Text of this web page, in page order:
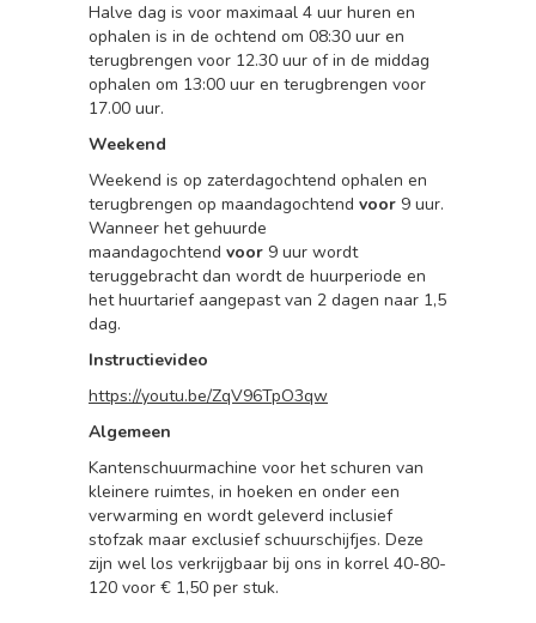
Halve dag is voor maximaal 4 uur huren en
ophalen is in de ochtend om 08:30 uur en
terugbrengen voor 12.30 uur of in de middag
ophalen om 13:00 uur en terugbrengen voor
17.00 uur.
Weekend
Weekend is op zaterdagochtend ophalen en
terugbrengen op maandagochtend voor 9 uur.
Wanneer het gehuurde
maandagochtend voor 9 uur wordt
teruggebracht dan wordt de huurperiode en
het huurtarief aangepast van 2 dagen naar 1,5
dag.
Instructievideo
https://youtu.be/ZqV96TpO3qw
Algemeen
Kantenschuurmachine voor het schuren van
kleinere ruimtes, in hoeken en onder een
verwarming en wordt geleverd inclusief
stofzak maar exclusief schuurschijfjes. Deze
zijn wel los verkrijgbaar bij ons in korrel 40-80-
120 voor € 1,50 per stuk.